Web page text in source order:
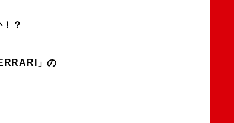
？
」の